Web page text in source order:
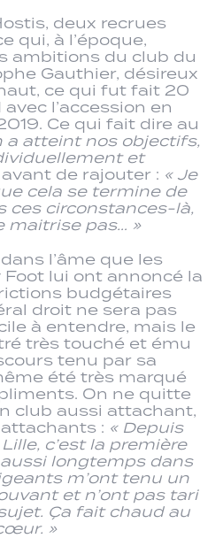
deux recrues
qui, à l’époque,
ambitions du club du
Gauthier, désireux
ce qui fut fait 20
l’accession en
Ce qui fait dire au
a atteint nos objectifs,
et
avant de rajouter : « Je
cela se termine de
ces circonstances-là,
maitrise pas… »
l’âme que les
lui ont annoncé la
budgétaires
droit ne sera pas
à entendre, mais le
très touché et ému
tenu par sa
été très marqué
On ne quitte
club aussi attachant,
: « Depuis
c’est la première
longtemps dans
m’ont tenu un
et n’ont pas tari
Ça fait chaud au
»